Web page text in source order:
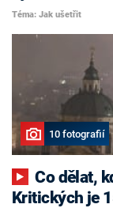
Téma: Jak ušetřit
10 fotografií
Co dělat, když pyrotechnika selže?
Kritických je